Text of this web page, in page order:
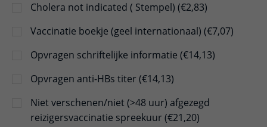
Cholera not indicated ( Stempel) (€2,83)
Vaccinatie boekje (geel internationaal) (€7,07)
Opvragen schriftelijke informatie (€14,13)
Opvragen anti-HBs titer (€14,13)
Niet verschenen/niet (>48 uur) afgezegd
reizigersvaccinatie spreekuur (€21,20)